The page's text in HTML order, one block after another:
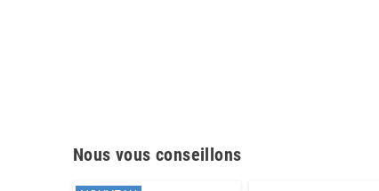
Nous vous conseillons